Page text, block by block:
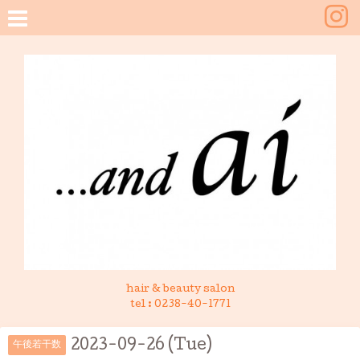
hair & beauty salon
tel : 0238-40-1771
午後若干数 2023-09-26 (Tue)